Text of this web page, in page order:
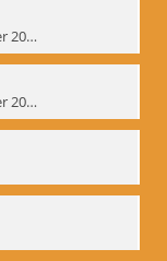
Biomechanik-Workshop, Sommer 2002
Biomechanik-Workshop, Sommer 2003